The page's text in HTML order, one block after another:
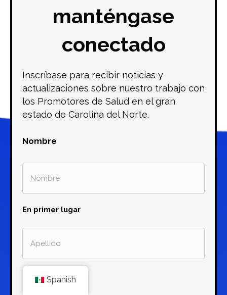
manténgase
conectado
Inscríbase para recibir noticias y
actualizaciones sobre nuestro trabajo con
los Promotores de Salud en el gran
estado de Carolina del Norte.
Nombre
En primer lugar
Spanish